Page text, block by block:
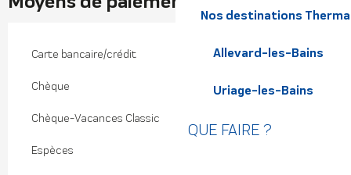
Nos destinations
Allevard-les-Bains
Uriage-les-Bains
QUE FAIRE ?
Carte bancaire/crédit
Chèque
Chèque-Vacances Classic
Espèces